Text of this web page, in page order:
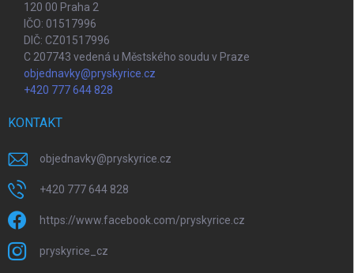
120 00 Praha 2
IČO: 01517996
DIČ: CZ01517996
C 207743 vedená u Městského soudu v Praze
objednavky@pryskyrice.cz
+420 777 644 828
KONTAKT
objednavky@pryskyrice.cz
+420 777 644 828
https://www.facebook.com/pryskyrice.cz
pryskyrice_cz